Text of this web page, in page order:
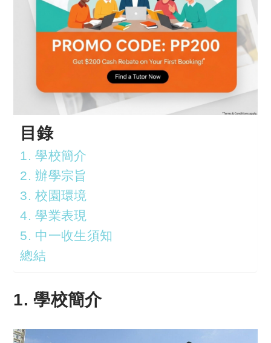
目錄
1. 學校簡介
2. 辦學宗旨
3. 校園環境
4. 學業表現
5. 中一收生須知
總結
1. 學校簡介